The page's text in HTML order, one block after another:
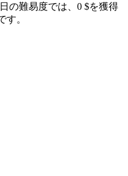
の難易度では、0 $を獲得
す。